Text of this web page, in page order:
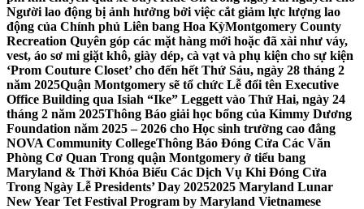
Người lao động bị ảnh hưởng bởi việc cắt giảm lực lượng lao
động của Chính phủ Liên bang Hoa KỳMontgomery County
Recreation Quyên góp các mặt hàng mới hoặc đã xài như váy,
vest, áo sơ mi giặt khô, giày dép, cà vạt và phụ kiện cho sự kiện
‘Prom Couture Closet’ cho đến hết Thứ Sáu, ngày 28 tháng 2
năm 2025Quận Montgomery sẽ tổ chức Lễ đổi tên Executive
Office Building qua Isiah “Ike” Leggett vào Thứ Hai, ngày 24
tháng 2 năm 2025Thông Báo giải học bổng của Kimmy Dương
Foundation năm 2025 – 2026 cho Học sinh trường cao đẳng
NOVA Community CollegeThông Báo Đóng Cửa Các Văn
Phòng Cơ Quan Trong quận Montgomery ở tiểu bang
Maryland & Thời Khóa Biểu Các Dịch Vụ Khi Đóng Cửa
Trong Ngày Lễ Presidents’ Day 20252025 Maryland Lunar
New Year Tet Festival Program by Maryland Vietnamese